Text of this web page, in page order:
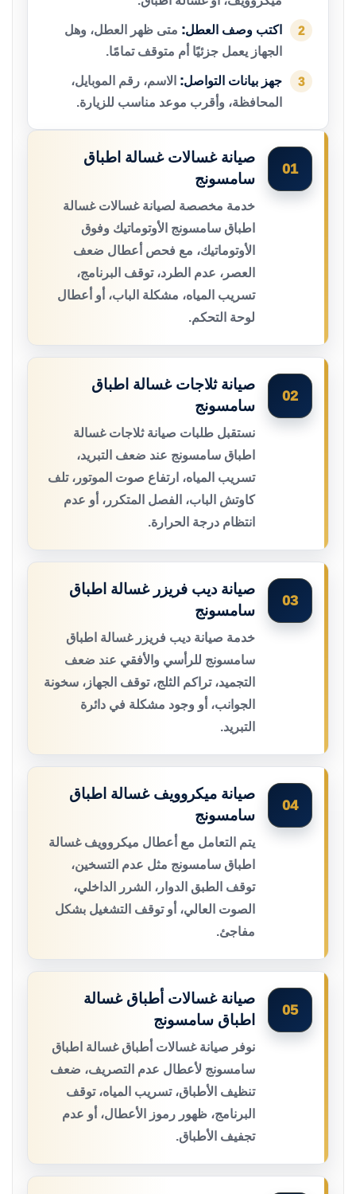
2 اكتب وصف العطل: متى ظهر العطل، وهل
الجهاز يعمل جزئيًا أم متوقف تمامًا.
3 جهز بيانات التواصل: الاسم، رقم الموبايل،
المحافظة، وأقرب موعد مناسب للزيارة.
01
صيانة غسالات غسالة اطباق
سامسونج
خدمة مخصصة لصيانة غسالات غسالة
اطباق سامسونج الأوتوماتيك وفوق
الأوتوماتيك، مع فحص أعطال ضعف
العصر، عدم الطرد، توقف البرنامج،
تسريب المياه، مشكلة الباب، أو أعطال
لوحة التحكم.
02
صيانة ثلاجات غسالة اطباق
سامسونج
نستقبل طلبات صيانة ثلاجات غسالة
اطباق سامسونج عند ضعف التبريد،
تسريب المياه، ارتفاع صوت الموتور، تلف
كاوتش الباب، الفصل المتكرر، أو عدم
انتظام درجة الحرارة.
03
صيانة ديب فريزر غسالة اطباق
سامسونج
خدمة صيانة ديب فريزر غسالة اطباق
سامسونج للرأسي والأفقي عند ضعف
التجميد، تراكم الثلج، توقف الجهاز، سخونة
الجوانب، أو وجود مشكلة في دائرة
التبريد.
04
صيانة ميكروويف غسالة اطباق
سامسونج
يتم التعامل مع أعطال ميكروويف غسالة
اطباق سامسونج مثل عدم التسخين،
توقف الطبق الدوار، الشرر الداخلي،
الصوت العالي، أو توقف التشغيل بشكل
مفاجئ.
05
صيانة غسالات أطباق غسالة
اطباق سامسونج
نوفر صيانة غسالات أطباق غسالة اطباق
سامسونج لأعطال عدم التصريف، ضعف
تنظيف الأطباق، تسريب المياه، توقف
البرنامج، ظهور رموز الأعطال، أو عدم
تجفيف الأطباق.